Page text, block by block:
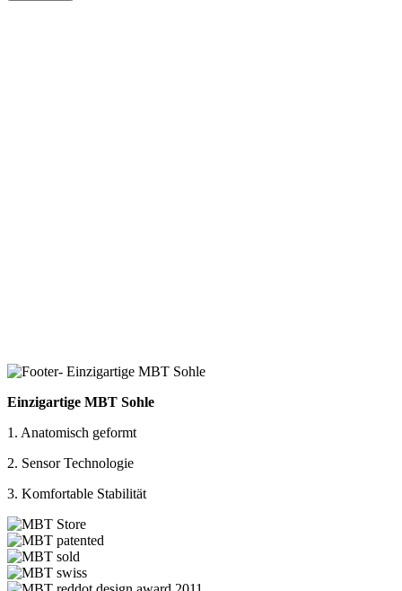
Einzigartige MBT Sohle
1. Anatomisch geformt
2. Sensor Technologie
3. Komfortable Stabilität